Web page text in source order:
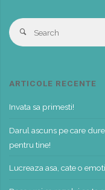
Search
ARTICOLE RECENTE
Invata sa primesti!
Darul ascuns pe care
pentru tine!
Lucreaza asa, cate o